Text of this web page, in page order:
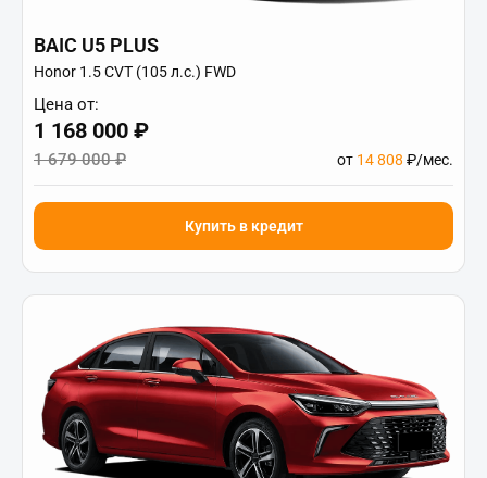
BAIC U5 PLUS
Honor 1.5 CVT (105 л.с.) FWD
Цена от:
1 168 000 ₽
1 679 000 ₽ от 14 808 ₽/мес.
Купить в кредит